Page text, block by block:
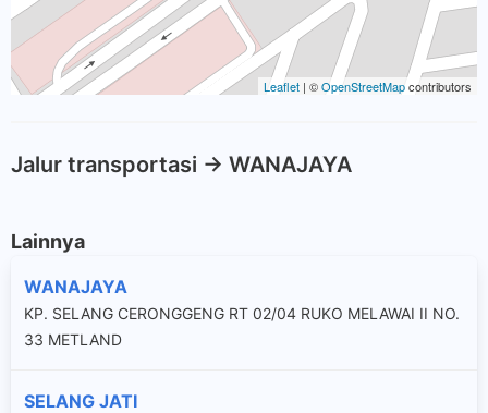
Leaflet | ©OpenStreetMapcontributors
Jalur transportasi -> WANAJAYA
Lainnya
WANAJAYA
KP. SELANG CERONGGENG RT 02/04 RUKO MELAWAI II NO.
33 METLAND
SELANG JATI